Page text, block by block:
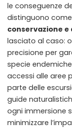
le conseguenze
distinguono
conservazione e
lasciato al caso:
precisione per
specie
accessi alle aree
parte delle
guide
ogni immersione
minimizzare